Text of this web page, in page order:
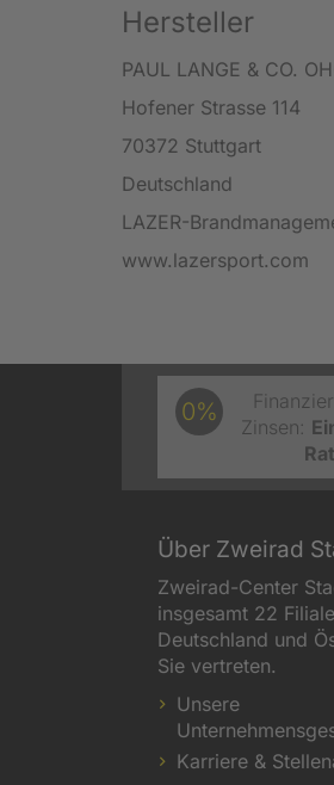
Hersteller
PAUL LANGE & CO.
Hofener Strasse 114
70372 Stuttgart
Deutschland
LAZER-
www.lazersport.com
0%
Zinsen:
Über Zweirad
Zweirad-Center
insgesamt 22
Deutschland und
Sie vertreten.
Unsere
Karriere &